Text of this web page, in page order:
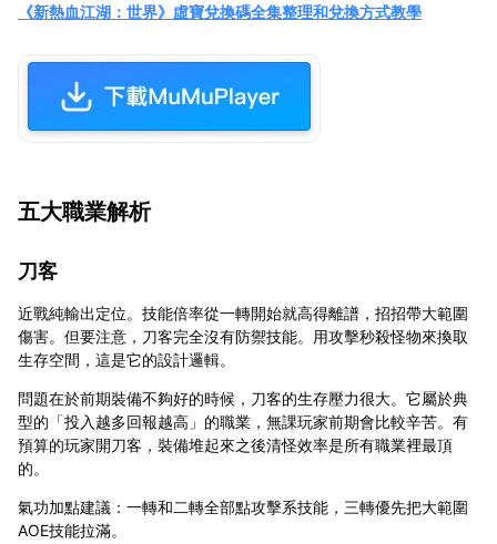
《新熱血江湖：世界》虛寶兌換碼全集整理和兌換方式教學
五大職業解析
刀客
近戰純輸出定位。技能倍率從一轉開始就高得離譜，招招帶大範圍
傷害。但要注意，刀客完全沒有防禦技能。用攻擊秒殺怪物來換取
生存空間，這是它的設計邏輯。
問題在於前期裝備不夠好的時候，刀客的生存壓力很大。它屬於典
型的「投入越多回報越高」的職業，無課玩家前期會比較辛苦。有
預算的玩家開刀客，裝備堆起來之後清怪效率是所有職業裡最頂
的。
氣功加點建議：一轉和二轉全部點攻擊系技能，三轉優先把大範圍
AOE技能拉滿。